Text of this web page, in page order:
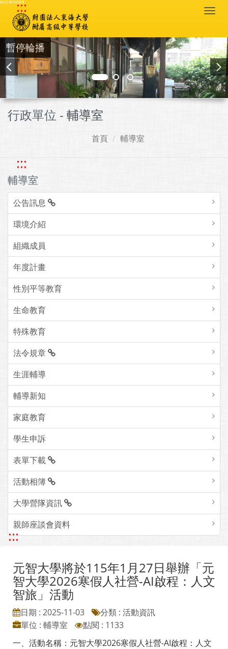
跳到主要內容區塊
:::
暫停輪播
行政單位 - 輔導室
首頁 輔導室
:::
輔導室
公告訊息
環境介紹
組織成員
年度計畫
性別平等教育
生命教育
特殊教育
法令規章
生涯輔導
輔導新知
家庭教育
學生申訴
表單下載
活動相簿
大學營隊資訊
親師座談會資料
:::
元智大學將於115年1月27日舉辦「元
智大學2026寒假人社營-AI啟程：人文
智旅」活動
日期 : 2025-11-03
分類 : 活動資訊
單位 : 輔導室
點閱 : 1133
一、活動名稱：元智大學2026寒假人社營-AI啟程：人文